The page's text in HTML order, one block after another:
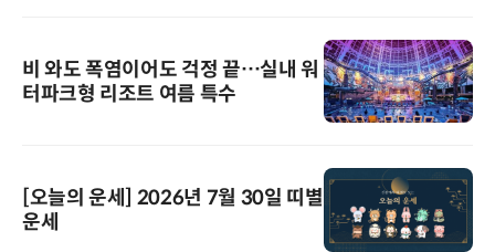
비 와도 폭염이어도 걱정 끝…실내 워
터파크형 리조트 여름 특수
[오늘의 운세] 2026년 7월 30일 띠별
운세